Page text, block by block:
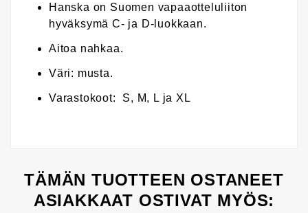
Hanska on Suomen vapaaotteluliiton
hyväksymä C- ja D-luokkaan.
Aitoa nahkaa.
Väri: musta.
Varastokoot: S, M, L ja XL
TÄMÄN TUOTTEEN OSTANEET
ASIAKKAAT OSTIVAT MYÖS: